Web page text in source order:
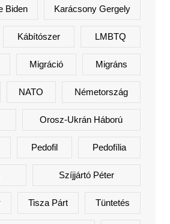
Biden Karácsony Gergely
Kábítószer LMBTQ
Migráció Migráns
NATO Németország
Orosz-Ukrán Háború
Pedofil Pedofília
Szíjjártó Péter
Tisza Párt Tüntetés